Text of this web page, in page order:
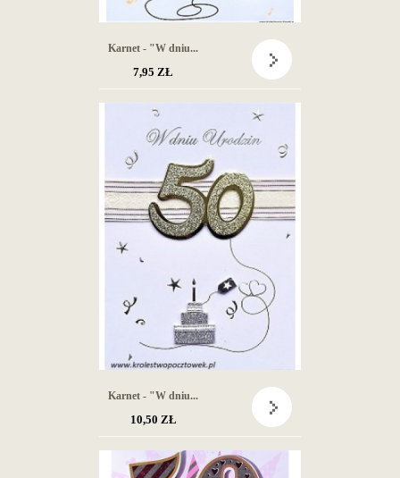
Karnet - "W dniu...
7,95 ZŁ
Karnet - "W dniu...
10,50 ZŁ